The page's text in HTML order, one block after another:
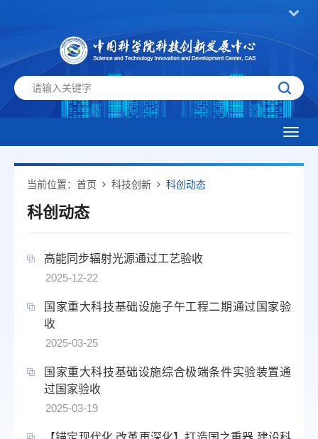
当前位置： 首页 科技创新 科创动态
科创动态
高能同步辐射光源通过工艺验收
2025-12-22
国家重大科技基础设施子午工程二期通过国家验
收
2025-03-25
国家重大科技基础设施综合极端条件实验装置通
过国家验收
2025-03-19